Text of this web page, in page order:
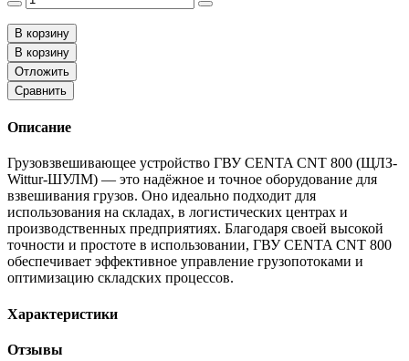
В корзину
В корзину
Отложить
Сравнить
Описание
Грузовзвешивающее устройство ГВУ CENTA CNT 800 (ЩЛЗ-
Wittur-ШУЛМ) — это надёжное и точное оборудование для
взвешивания грузов. Оно идеально подходит для
использования на складах, в логистических центрах и
производственных предприятиях. Благодаря своей высокой
точности и простоте в использовании, ГВУ CENTA CNT 800
обеспечивает эффективное управление грузопотоками и
оптимизацию складских процессов.
Характеристики
Отзывы